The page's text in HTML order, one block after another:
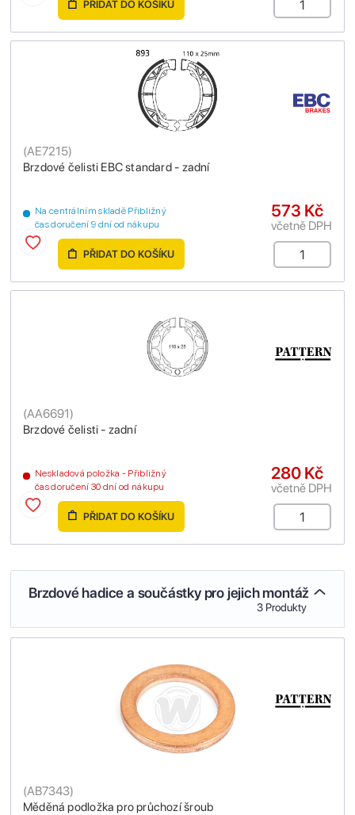
PŘIDAT DO KOŠÍKU
Brzdové čelisti EBC standard - zadní
(AE7215)
Na centrálním skladě Přibližný
čas doručení 9 dní od nákupu
573 Kč
včetně DPH
PŘIDAT DO KOŠÍKU
Brzdové čelisti - zadní
(AA6691)
Neskladová položka - Přibližný
čas doručení 30 dní od nákupu
280 Kč
včetně DPH
PŘIDAT DO KOŠÍKU
Brzdové hadice a součástky pro jejich montáž
3 Produkty
Měděná podložka pro průchozí šroub
(AB7343)